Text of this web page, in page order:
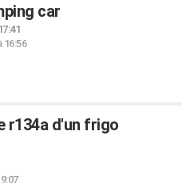
car
16:56
r134a d'un frigo